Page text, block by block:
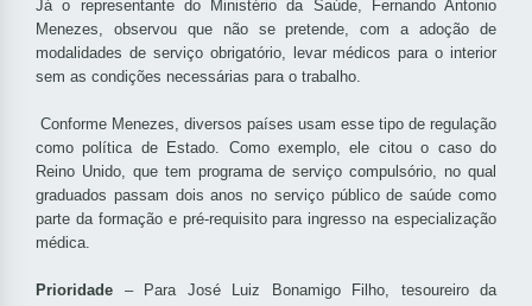
Já o representante do Ministério da Saúde, Fernando Antonio
Menezes, observou que não se pretende, com a adoção de
modalidades de serviço obrigatório, levar médicos para o interior
sem as condições necessárias para o trabalho.
Conforme Menezes, diversos países usam esse tipo de regulação
como política de Estado. Como exemplo, ele citou o caso do
Reino Unido, que tem programa de serviço compulsório, no qual
graduados passam dois anos no serviço público de saúde como
parte da formação e pré-requisito para ingresso na especialização
médica.
Prioridade – Para José Luiz Bonamigo Filho, tesoureiro da